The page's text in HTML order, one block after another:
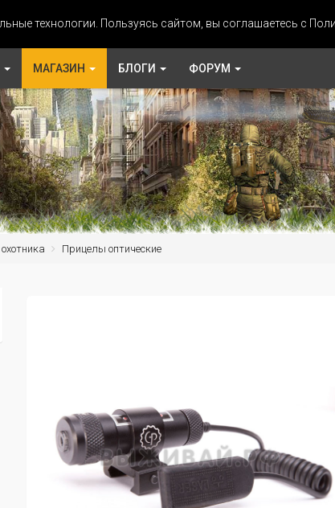
технологии. Пользуясь сайтом, вы соглашаетесь с
МАГАЗИН БЛОГИ ФОРУМ
Прицелы оптические